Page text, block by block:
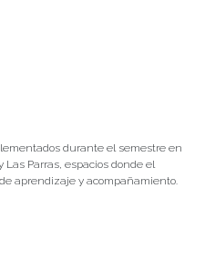
durante el semestre en
Parras, espacios donde el
aprendizaje y acompañamiento.